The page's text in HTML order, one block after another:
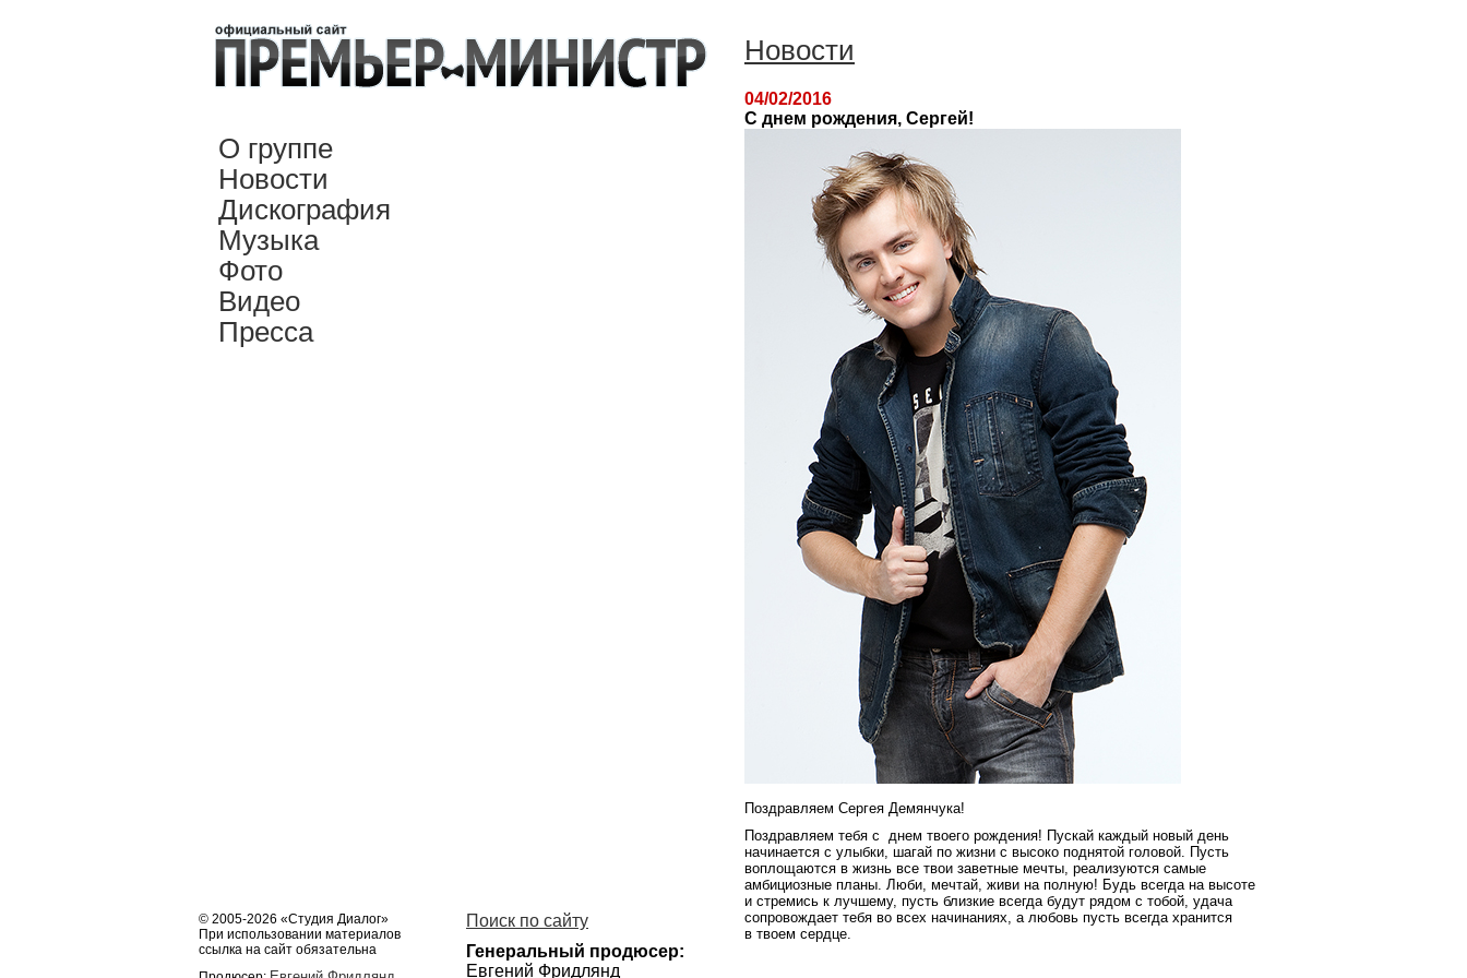
О группе
Новости
Дискография
Музыка
Фото
Видео
Пресса
© 2005-2026 «Студия Диалог»
При использовании материалов
ссылка на сайт обязательна
Поиск по сайту
Генеральный продюсер:
Евгений Фридлянд
Новости
04/02/2016
С днем рождения, Сергей!
Поздравляем Сергея Демянчука!
Поздравляем тебя с днем твоего рождения! Пускай каждый новый день
начинается с улыбки, шагай по жизни с высоко поднятой головой. Пусть
воплощаются в жизнь все твои заветные мечты, реализуются самые
амбициозные планы. Люби, мечтай, живи на полную! Будь всегда на высоте
и стремись к лучшему, пусть близкие всегда будут рядом с тобой, удача
сопровождает тебя во всех начинаниях, а любовь пусть всегда хранится
в твоем сердце.